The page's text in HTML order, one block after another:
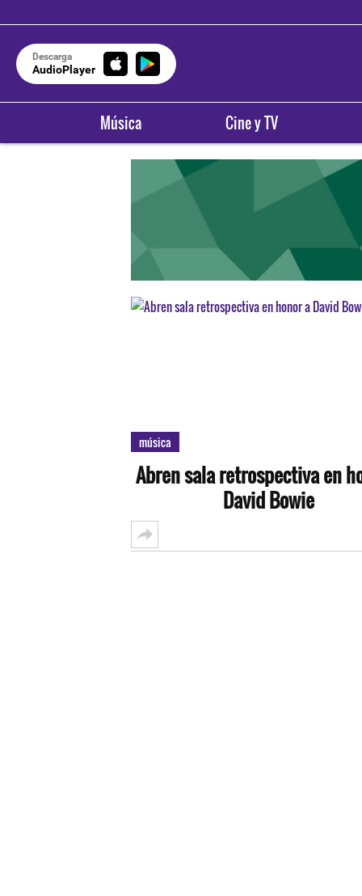
Descarga
AudioPlayer
Música Cine y TV
música
Abren sala retrospectiva en
David Bowie